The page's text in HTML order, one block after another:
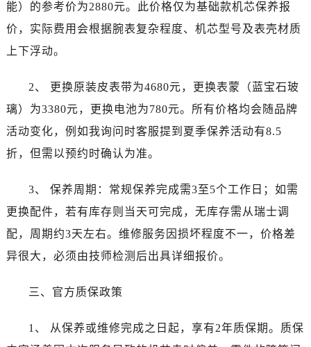
能）的参考价为2880元。此价格仅为基础款机芯保养报
价，实际费用会根据腕表复杂程度、机芯型号及表壳材质
上下浮动。
2、 更换原装皮表带为4680元，更换表蒙（蓝宝石玻
璃）为3380元，更换电池为780元。所有价格均会随品牌
活动变化，例如我询问时客服提到夏季保养活动有8.5
折，但需以预约时确认为准。
3、 保养周期：常规保养完成需3至5个工作日；如需
更换配件，若有库存则当天可完成，无库存需从瑞士调
配，周期约3天左右。维修服务因损坏程度不一，价格差
异很大，必须由技师检测后出具详细报价。
三、官方质保政策
1、 从保养或维修完成之日起，享有2年质保期。质保